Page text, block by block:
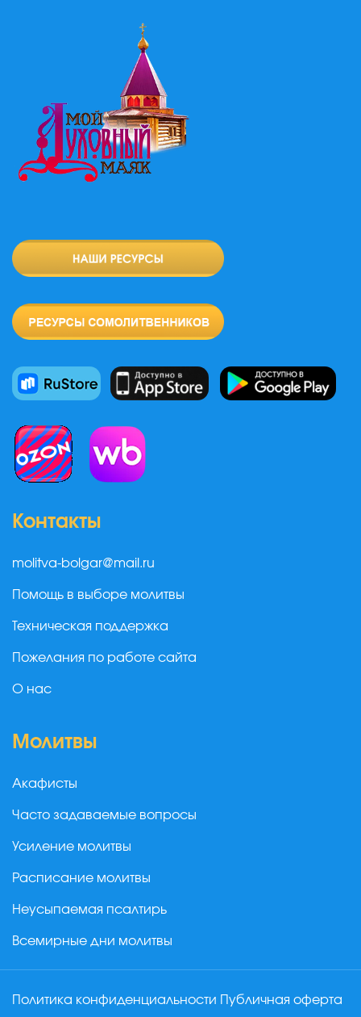
Контакты
molitva-bolgar@mail.ru
Помощь в выборе молитвы
Техническая поддержка
Пожелания по работе сайта
О нас
Молитвы
Акафисты
Часто задаваемые вопросы
Усиление молитвы
Расписание молитвы
Неусыпаемая псалтирь
Всемирные дни молитвы
Политика конфиденциальности Публичная оферта